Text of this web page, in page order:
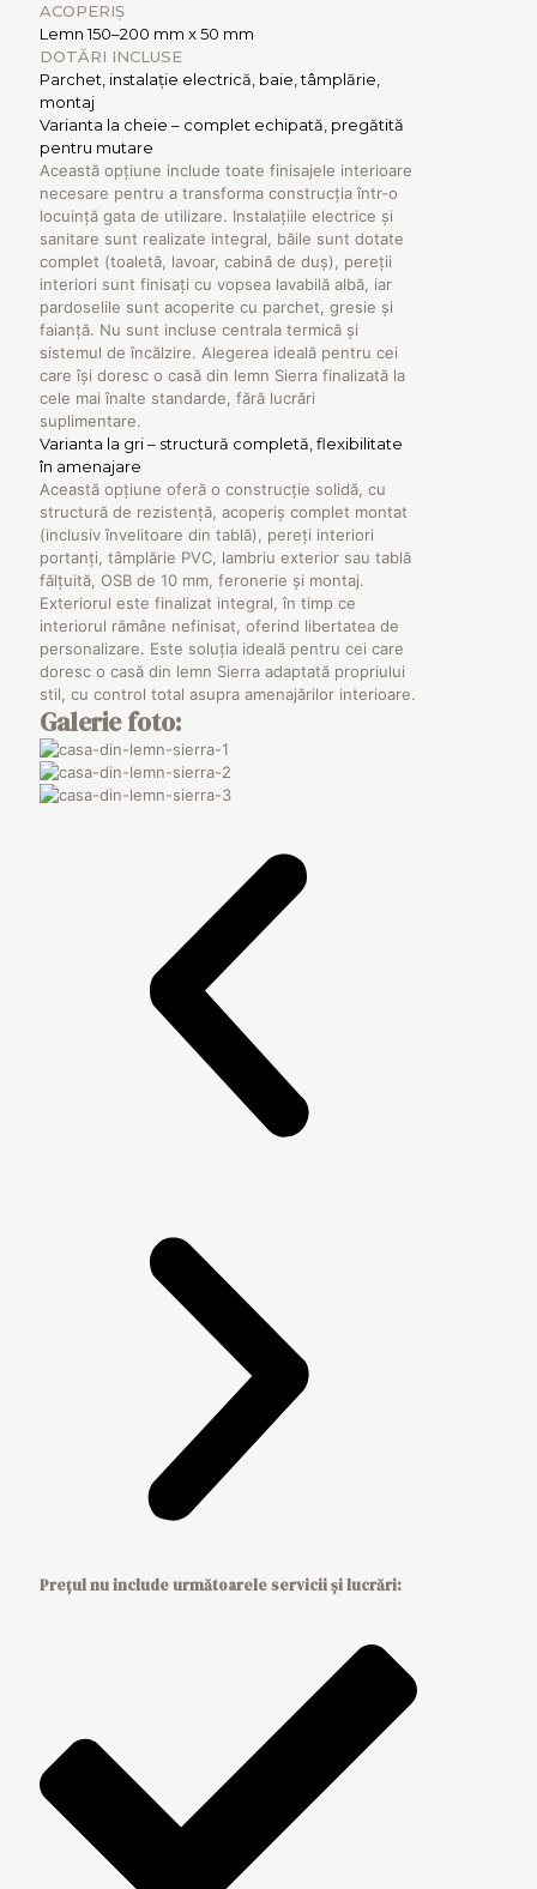
ACOPERIȘ
Lemn 150–200 mm x 50 mm
DOTĂRI INCLUSE
Parchet, instalație electrică, baie, tâmplărie,
montaj
Varianta la cheie – complet echipată, pregătită
pentru mutare
Această opțiune include toate finisajele interioare
necesare pentru a transforma construcția într-o
locuință gata de utilizare. Instalațiile electrice și
sanitare sunt realizate integral, băile sunt dotate
complet (toaletă, lavoar, cabină de duș), pereții
interiori sunt finisați cu vopsea lavabilă albă, iar
pardoselile sunt acoperite cu parchet, gresie și
faianță. Nu sunt incluse centrala termică și
sistemul de încălzire. Alegerea ideală pentru cei
care își doresc o casă din lemn Sierra finalizată la
cele mai înalte standarde, fără lucrări
suplimentare.
Varianta la gri – structură completă, flexibilitate
în amenajare
Această opțiune oferă o construcție solidă, cu
structură de rezistență, acoperiș complet montat
(inclusiv învelitoare din tablă), pereți interiori
portanți, tâmplărie PVC, lambriu exterior sau tablă
fălțuită, OSB de 10 mm, feronerie și montaj.
Exteriorul este finalizat integral, în timp ce
interiorul rămâne nefinisat, oferind libertatea de
personalizare. Este soluția ideală pentru cei care
doresc o casă din lemn Sierra adaptată propriului
stil, cu control total asupra amenajărilor interioare.
Galerie foto:
Prețul nu include următoarele servicii și lucrări: